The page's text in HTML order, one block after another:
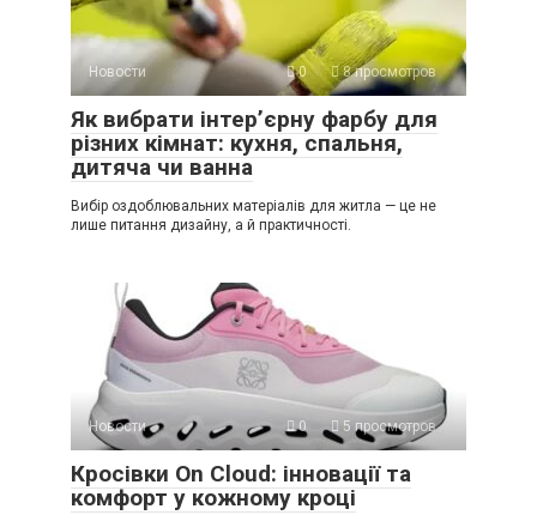
Новости 0 8 просмотров
Як вибрати інтер’єрну фарбу для
різних кімнат: кухня, спальня,
дитяча чи ванна
Вибір оздоблювальних матеріалів для житла — це не
лише питання дизайну, а й практичності.
Новости 0 5 просмотров
Кросівки On Cloud: інновації та
комфорт у кожному кроці